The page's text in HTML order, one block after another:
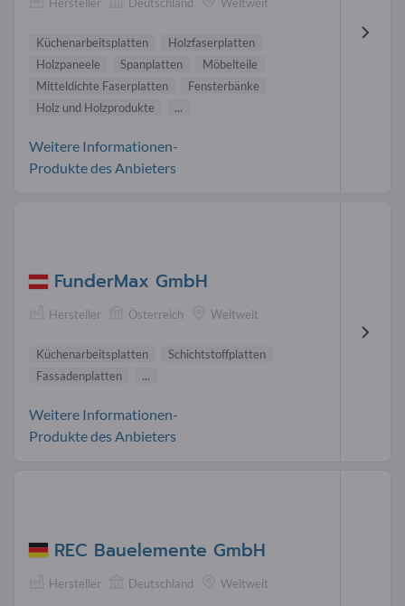
Küchenarbeitsplatten
Holzfaserplatten
Holzpaneele
Spanplatten
Möbelteile
Mitteldichte Faserplatten
Fensterbänke
Holz und Holzprodukte
...
Weitere Informationen-
Produkte des Anbieters
FunderMax GmbH
Hersteller Österreich Weltweit
Küchenarbeitsplatten
Schichtstoffplatten
Fassadenplatten
...
Weitere Informationen-
Produkte des Anbieters
REC Bauelemente GmbH
Hersteller Deutschland Weltweit